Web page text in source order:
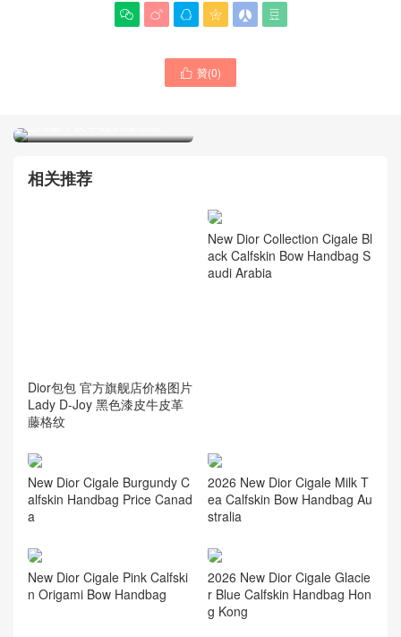
     
 贊(0)
Dior迪奧包包 新加坡官網價
格圖片查詢大全 24新款薯條
Dior包包 官方旗舰店价格图片
Lady D-Joy 黑色漆皮牛皮革
藤格纹